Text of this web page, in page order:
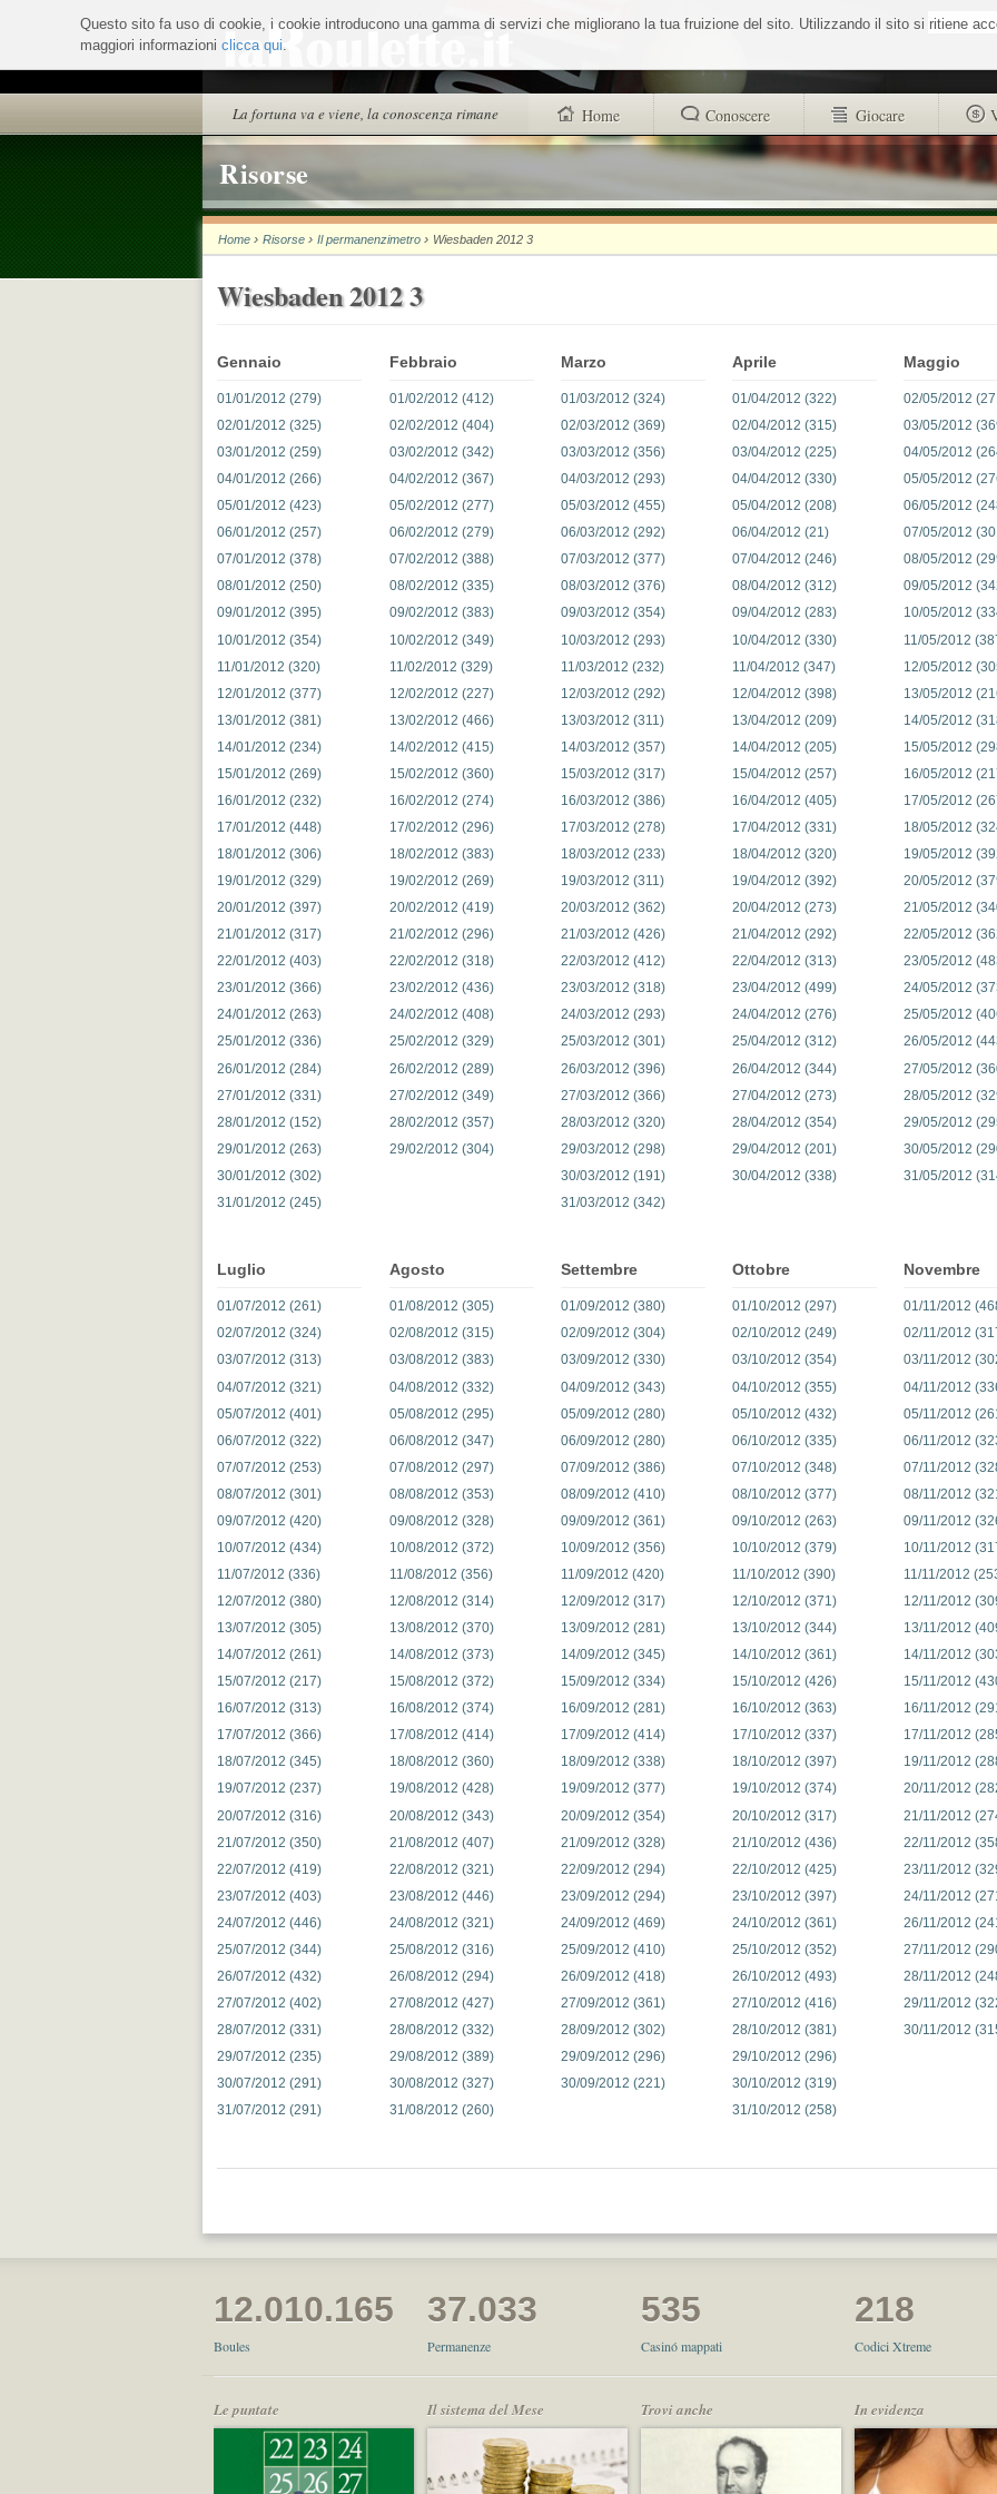
ai
contenuti.
alla
navigazione
Cerca nel
Sezioni
La fortuna va e viene, la conoscenza rimane Home Conoscere Giocare
trovi anche Buono a sapersi Glossario
Chi siamo Sistemisti Autori
Risorse
Questo sito fa uso di cookie, i cookie introducono una gamma di servizi che migliorano la tua fruizione del sito. Utilizzando il sito si ritiene
maggiori informazioni clicca qui.
Home ›Risorse ›Il permanenzimetro › Wiesbaden 2012 3
Wiesbaden 2012 3
Gennaio
01/01/2012 (279)
02/01/2012 (325)
03/01/2012 (259)
04/01/2012 (266)
05/01/2012 (423)
06/01/2012 (257)
07/01/2012 (378)
08/01/2012 (250)
09/01/2012 (395)
10/01/2012 (354)
11/01/2012 (320)
12/01/2012 (377)
13/01/2012 (381)
14/01/2012 (234)
15/01/2012 (269)
16/01/2012 (232)
17/01/2012 (448)
18/01/2012 (306)
19/01/2012 (329)
20/01/2012 (397)
21/01/2012 (317)
22/01/2012 (403)
23/01/2012 (366)
24/01/2012 (263)
25/01/2012 (336)
26/01/2012 (284)
27/01/2012 (331)
28/01/2012 (152)
29/01/2012 (263)
30/01/2012 (302)
31/01/2012 (245)
Febbraio
01/02/2012 (412)
02/02/2012 (404)
03/02/2012 (342)
04/02/2012 (367)
05/02/2012 (277)
06/02/2012 (279)
07/02/2012 (388)
08/02/2012 (335)
09/02/2012 (383)
10/02/2012 (349)
11/02/2012 (329)
12/02/2012 (227)
13/02/2012 (466)
14/02/2012 (415)
15/02/2012 (360)
16/02/2012 (274)
17/02/2012 (296)
18/02/2012 (383)
19/02/2012 (269)
20/02/2012 (419)
21/02/2012 (296)
22/02/2012 (318)
23/02/2012 (436)
24/02/2012 (408)
25/02/2012 (329)
26/02/2012 (289)
27/02/2012 (349)
28/02/2012 (357)
29/02/2012 (304)
Marzo
01/03/2012 (324)
02/03/2012 (369)
03/03/2012 (356)
04/03/2012 (293)
05/03/2012 (455)
06/03/2012 (292)
07/03/2012 (377)
08/03/2012 (376)
09/03/2012 (354)
10/03/2012 (293)
11/03/2012 (232)
12/03/2012 (292)
13/03/2012 (311)
14/03/2012 (357)
15/03/2012 (317)
16/03/2012 (386)
17/03/2012 (278)
18/03/2012 (233)
19/03/2012 (311)
20/03/2012 (362)
21/03/2012 (426)
22/03/2012 (412)
23/03/2012 (318)
24/03/2012 (293)
25/03/2012 (301)
26/03/2012 (396)
27/03/2012 (366)
28/03/2012 (320)
29/03/2012 (298)
30/03/2012 (191)
31/03/2012 (342)
Aprile
01/04/2012 (322)
02/04/2012 (315)
03/04/2012 (225)
04/04/2012 (330)
05/04/2012 (208)
06/04/2012 (21)
07/04/2012 (246)
08/04/2012 (312)
09/04/2012 (283)
10/04/2012 (330)
11/04/2012 (347)
12/04/2012 (398)
13/04/2012 (209)
14/04/2012 (205)
15/04/2012 (257)
16/04/2012 (405)
17/04/2012 (331)
18/04/2012 (320)
19/04/2012 (392)
20/04/2012 (273)
21/04/2012 (292)
22/04/2012 (313)
23/04/2012 (499)
24/04/2012 (276)
25/04/2012 (312)
26/04/2012 (344)
27/04/2012 (273)
28/04/2012 (354)
29/04/2012 (201)
30/04/2012 (338)
Maggio
02/05/2012
03/05/2012
04/05/2012
05/05/2012
06/05/2012
07/05/2012
08/05/2012
09/05/2012
10/05/2012
11/05/2012
12/05/2012
13/05/2012
14/05/2012
15/05/2012
16/05/2012
17/05/2012
18/05/2012
19/05/2012
20/05/2012
21/05/2012
22/05/2012
23/05/2012
24/05/2012
25/05/2012
26/05/2012
27/05/2012
28/05/2012
29/05/2012
30/05/2012
31/05/2012
Luglio
01/07/2012 (261)
02/07/2012 (324)
03/07/2012 (313)
04/07/2012 (321)
05/07/2012 (401)
06/07/2012 (322)
07/07/2012 (253)
08/07/2012 (301)
09/07/2012 (420)
10/07/2012 (434)
11/07/2012 (336)
12/07/2012 (380)
13/07/2012 (305)
14/07/2012 (261)
15/07/2012 (217)
16/07/2012 (313)
17/07/2012 (366)
18/07/2012 (345)
19/07/2012 (237)
20/07/2012 (316)
21/07/2012 (350)
22/07/2012 (419)
23/07/2012 (403)
24/07/2012 (446)
25/07/2012 (344)
26/07/2012 (432)
27/07/2012 (402)
28/07/2012 (331)
29/07/2012 (235)
30/07/2012 (291)
31/07/2012 (291)
Agosto
01/08/2012 (305)
02/08/2012 (315)
03/08/2012 (383)
04/08/2012 (332)
05/08/2012 (295)
06/08/2012 (347)
07/08/2012 (297)
08/08/2012 (353)
09/08/2012 (328)
10/08/2012 (372)
11/08/2012 (356)
12/08/2012 (314)
13/08/2012 (370)
14/08/2012 (373)
15/08/2012 (372)
16/08/2012 (374)
17/08/2012 (414)
18/08/2012 (360)
19/08/2012 (428)
20/08/2012 (343)
21/08/2012 (407)
22/08/2012 (321)
23/08/2012 (446)
24/08/2012 (321)
25/08/2012 (316)
26/08/2012 (294)
27/08/2012 (427)
28/08/2012 (332)
29/08/2012 (389)
30/08/2012 (327)
31/08/2012 (260)
Settembre
01/09/2012 (380)
02/09/2012 (304)
03/09/2012 (330)
04/09/2012 (343)
05/09/2012 (280)
06/09/2012 (280)
07/09/2012 (386)
08/09/2012 (410)
09/09/2012 (361)
10/09/2012 (356)
11/09/2012 (420)
12/09/2012 (317)
13/09/2012 (281)
14/09/2012 (345)
15/09/2012 (334)
16/09/2012 (281)
17/09/2012 (414)
18/09/2012 (338)
19/09/2012 (377)
20/09/2012 (354)
21/09/2012 (328)
22/09/2012 (294)
23/09/2012 (294)
24/09/2012 (469)
25/09/2012 (410)
26/09/2012 (418)
27/09/2012 (361)
28/09/2012 (302)
29/09/2012 (296)
30/09/2012 (221)
Ottobre
01/10/2012 (297)
02/10/2012 (249)
03/10/2012 (354)
04/10/2012 (355)
05/10/2012 (432)
06/10/2012 (335)
07/10/2012 (348)
08/10/2012 (377)
09/10/2012 (263)
10/10/2012 (379)
11/10/2012 (390)
12/10/2012 (371)
13/10/2012 (344)
14/10/2012 (361)
15/10/2012 (426)
16/10/2012 (363)
17/10/2012 (337)
18/10/2012 (397)
19/10/2012 (374)
20/10/2012 (317)
21/10/2012 (436)
22/10/2012 (425)
23/10/2012 (397)
24/10/2012 (361)
25/10/2012 (352)
26/10/2012 (493)
27/10/2012 (416)
28/10/2012 (381)
29/10/2012 (296)
30/10/2012 (319)
31/10/2012 (258)
Novembre
01/11/2012
02/11/2012
03/11/2012
04/11/2012
05/11/2012
06/11/2012
07/11/2012
08/11/2012
09/11/2012
10/11/2012
11/11/2012
12/11/2012
13/11/2012
14/11/2012
15/11/2012
16/11/2012
17/11/2012
19/11/2012
20/11/2012
21/11/2012
22/11/2012
23/11/2012
24/11/2012
26/11/2012
27/11/2012
28/11/2012
29/11/2012
30/11/2012
12.010.165
Boules
37.033
Permanenze
535
Casinó mappati
218
Codici Xtreme
Le puntate Il sistema del Mese Trovi anche In evidenza